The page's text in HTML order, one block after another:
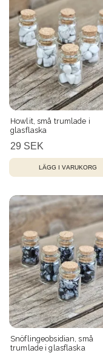
Howlit, små trumlade i
glasflaska
29 SEK
Snöflingeobsidian, små
trumlade i glasflaska